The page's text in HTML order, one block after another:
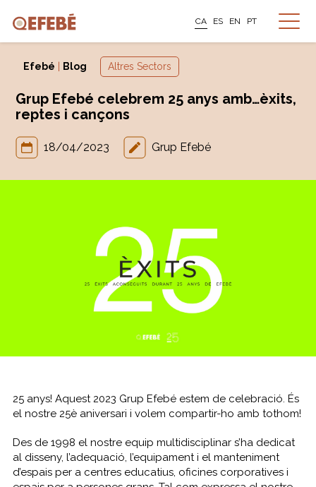
CA ES EN PT
Efebé Blog Altres Sectors
Grup Efebé celebrem 25 anys amb…èxits,
reptes i cançons
18/04/2023 Grup Efebé
25 anys! Aquest 2023 Grup Efebé estem de celebració. És
el nostre 25è aniversari i volem compartir-ho amb tothom!
Des de 1998 el nostre equip multidisciplinar s’ha dedicat
al disseny, l’adequació, l’equipament i el manteniment
d’espais per a centres educatius, oficines corporatives i